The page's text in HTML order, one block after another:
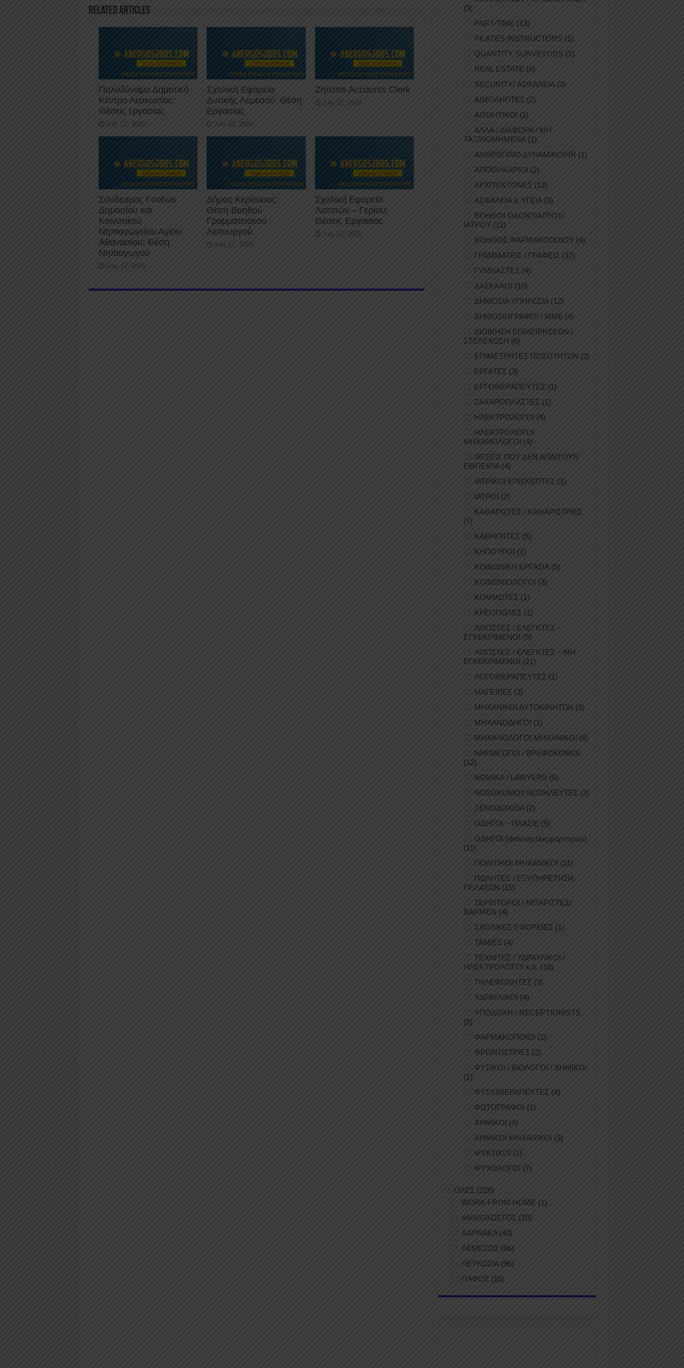
o
k
Related Articles
Πολυδύναμο Δημοτικό
Κέντρο Λευκωσίας:
Θέσεις εργασίας
July 22, 2026
Σχολική Εφορεία
Δυτικής Λεμεσού: Θέση
Εργασίας
July 20, 2026
Ζητείται Accounts Clerk
July 17, 2026
Σύνδεσμος Γονέων
Δημοσίου και
Κοινοτικού
Νηπιαγωγείου Αγίου
Αθανασίου: Θέση
Νηπιαγωγού
July 17, 2026
Δήμος Κερύνειας:
Θέση Βοηθού
Γραμματειακού
Λειτουργού
July 12, 2026
Σχολική Εφορεία
Λατσιών – Γερίου:
Θέσεις Εργασίας
July 12, 2026
(3)
PART-TIME (13)
PILATES INSTRUCTORS (1)
QUANTITY SURVEYORS (1)
REAL ESTATE (6)
SECURITY/ ΑΣΦΑΛΕΙΑ(3)
ΑΙΜΟΛΗΠΤΕΣ (2)
ΑΙΣΘΗΤΙΚΟΙ (1)
ΑΛΛΑ / ΔΙΑΦΟΡΑ / ΜΗ
ΤΑΞΙΝΟΜΗΜΕΝΑ(1)
ΑΝΘΡΩΠΙΝΟ ΔΥΝΑΜΙΚΟ/HR (1)
ΑΠΟΘΗΚΑΡΙΟΙ (2)
ΑΡΧΙΤΕΚΤΟΝΕΣ (12)
ΑΣΦΑΛΕΙΑ & ΥΓΕΙΑ (3)
ΒΟΗΘΟΙ ΟΔΟΝΤΙΑΤΡΟΥ/
ΙΑΤΡΟΥ(11)
ΒΟΗΘΟΣ ΦΑΡΜΑΚΟΠΟΙΟΥ (4)
ΓΡΑΜΜΑΤΕΙΣ / ΓΡΑΦΕΙΣ (37)
ΓΥΜΝΑΣΤΕΣ (4)
ΔΑΣΚΑΛΟΙ (10)
ΔΗΜΟΣΙΑ ΥΠΗΡΕΣΙΑ (12)
ΔΗΜΟΣΙΟΓΡΑΦΟΙ / ΜΜΕ (4)
ΔΙΟΙΚΗΣΗ ΕΠΙΧΕΙΡΗΣΕΩΝ /
ΣΤΕΛΕΧΩΣΗ (6)
ΕΠΙΜΕΤΡΗΤΕΣ ΠΟΣΟΤΗΤΩΝ (2)
ΕΡΓΑΤΕΣ (3)
ΕΡΓΟΘΕΡΑΠΕΥΤΕΣ (1)
ΖΑΧΑΡΟΠΛΑΣΤΕΣ (1)
ΗΛΕΚΤΡΟΛΟΓΟΙ (4)
ΗΛΕΚΤΡΟΛΟΓΟΙ
ΜΗΧΑΝΟΛΟΓΟΙ (4)
ΘΕΣΕΙΣ ΠΟΥ ΔΕΝ ΑΠΑΙΤΟΥΝ
ΕΜΠΕΙΡΙΑ(4)
ΙΑΤΡΙΚΟΙ ΕΠΙΣΚΕΠΤΕΣ (1)
ΙΑΤΡΟΙ (2)
ΚΑΘΑΡΙΣΤΕΣ / ΚΑΘΑΡΙΣΤΡΙΕΣ
(7)
ΚΑΘΗΓΗΤΕΣ (5)
ΚΗΠΟΥΡΟΙ (1)
ΚΟΙΝΩΝΙΚΗ ΕΡΓΑΣΙΑ(5)
ΚΟΙΝΩΝΙΟΛΟΓΟΙ (3)
ΚΟΜΜΩΤΕΣ (1)
ΚΡΕΟΠΩΛΕΣ (1)
ΛΟΓΙΣΤΕΣ / ΕΛΕΓΚΤΕΣ –
ΕΓΚΕΚΡΙΜΕΝΟΙ (5)
ΛΟΓΙΣΤΕΣ / ΕΛΕΓΚΤΕΣ – ΜΗ
ΕΓΚΕΚΡΙΜΕΝΟΙ (21)
ΛΟΓΟΘΕΡΑΠΕΥΤΕΣ (1)
ΜΑΓΕΙΡΕΣ (3)
ΜΗΧΑΝΙΚΟΙ ΑΥΤΟΚΙΝΗΤΩΝ (3)
ΜΗΧΑΝΟΔΗΓΟΙ (1)
ΜΗΧΑΝΟΛΟΓΟΙ ΜΗΧΑΝΙΚΟΙ (6)
ΝΗΠΙΑΓΩΓΟΙ / ΒΡΕΦΟΚΟΜΟΙ
(12)
ΝΟΜΙΚΑ / LAWYERS (5)
ΝΟΣΟΚΟΜΟΙ/ ΝΟΣΗΛΕΥΤΕΣ (2)
ΞΕΝΟΔΟΧΕΙΑ(2)
ΟΔΗΓΟΙ – ΠΛΑΣΙΕ (5)
ΟΔΗΓΟΙ (delivery,taxi,φορτηγών)
(11)
ΠΟΛΙΤΙΚΟΙ ΜΗΧΑΝΙΚΟΙ (11)
ΠΩΛΗΤΕΣ / ΕΞΥΠΗΡΕΤΗΣΗ
ΠΕΛΑΤΩΝ (15)
ΣΕΡΒΙΤΟΡΟΙ / ΜΠΑΡΙΣΤΕΣ/
BARMEN (4)
ΣΧΟΛΙΚΕΣ ΕΦΟΡΕΙΕΣ (1)
ΤΑΜΙΕΣ (4)
ΤΕΧΝΙΤΕΣ / ΥΔΡΑΥΛΙΚΟΙ /
ΗΛΕΚΤΡΟΛΟΓΟΙ κ.ά. (10)
ΤΗΛΕΦΩΝΗΤΕΣ (3)
ΥΔΡΑΥΛΙΚΟΙ (4)
ΥΠΟΔΟΧΗ / RECEPTIONISTS
(6)
ΦΑΡΜΑΚΟΠΟΙΟΙ (1)
ΦΡΟΝΤΙΣΤΡΙΕΣ (2)
ΦΥΣΙΚΟΙ / ΒΙΟΛΟΓΟΙ / ΧΗΜΙΚΟΙ
(1)
ΦΥΣΙΟΘΕΡΑΠΕΥΤΕΣ (4)
ΦΩΤΟΓΡΑΦΟΙ (1)
ΧΗΜΙΚΟΙ (4)
ΧΗΜΙΚΟΙ ΜΗΧΑΝΙΚΟΙ (3)
ΨΥΚΤΙΚΟΙ (1)
ΨΥΧΟΛΟΓΟΙ (7)
ΟΛΕΣ (228)
WORK FROM HOME (1)
ΑΜΜΟΧΩΣΤΟΣ (10)
ΛΑΡΝΑΚΑ (40)
ΛΕΜΕΣΟΣ (86)
ΛΕΥΚΩΣΙΑ(96)
ΠΑΦΟΣ (16)